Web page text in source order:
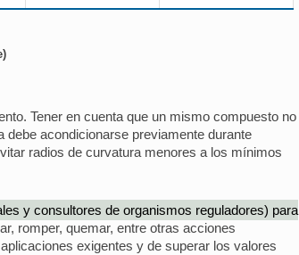
Tener en cuenta que un mismo compuesto no
debe acondicionarse previamente durante
radios de curvatura menores a los mínimos
y consultores de organismos reguladores) para
romper, quemar, entre otras acciones
exigentes y de superar los valores